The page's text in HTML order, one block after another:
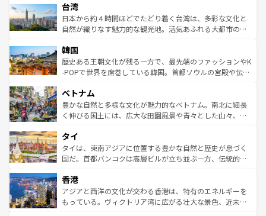
ならではの贅沢な旅のスタイルだ。 なお、新着のアメリカ
情報はコンテンツ一覧を参照してほしい。
れるおもてなしの心で訪れる人々を迎えてくれるハワイの
人々、おいしいローカルフードやハワイアンミュージッ
ク、伝統的なフラダンスなど、すべてがハワイの魅力を彩
ワイを、存分に味わってほしい。 なお、新着のハワイ情報
はコンテンツ一覧を参照してほしい。
リアリーフや大陸中央部にそびえるウルル（エアーズロッ
ク）、タスマニアの美しい原生林やケアンズの熱帯雨林な
ど、見どころがたくさん。また、カフェやワイン、オージ
いる。アクティビティも充実しており、サーフィンやダイ
ビング、ハイキングなど、アウトドア好きにはたまらな
い。オーストラリアの多彩な魅力を存分に味わいつくそ
参照してほしい。
台湾
日本から約４時間ほどでたどり着く台湾は、多彩な文化と
自然が織りなす魅力的な観光地。活気あふれる大都市の台
ン）、静ひつな山岳地帯である台湾東部など、都市の喧騒
と山間の静けさが共存しており、訪れる人に新しい発見と
驚きをもたらしてくれる。また、奥深い台湾の食文化も魅
容にもいいと評判のスイーツなど、バラエティ豊かな料理
が味わえる。 なお、新着の台湾情報は コンテンツ一覧を参
照してほしい。
韓国
歴史ある王朝文化が残る一方で、最先端のファッションやK
-POPで世界を席巻している韓国。首都ソウルの宮殿や伝統
き、地方に足を延ばせば四季折々の自然美を楽しむことが
できる。そして、キムチや焼肉、絶品のストリートフード
まで、さまざまな韓国料理が待っている。夜には、韓国な
リティに包まれながら、韓国の多彩な魅力を心ゆくまで味
わってみてほしい。 なお、新着の韓国情報はコンテンツ一
覧を参照してほしい。
ベトナム
豊かな自然と多様な文化が魅力的なベトナム。南北に細長
く伸びる国土には、広大な田園風景や青々とした山々、世
急速な発展と共に伝統が息づく。ハノイの古い町並みやホ
ーチミン市のフランス統治時代の建物も、独特の雰囲気を
醸し出している。また、バラエティの豊かさとおいしさで
とつ。フォーやバインミー、ベトナムコーヒーなどは、ぜ
ひ現地で味わいたい。どの地域を訪れてもあたたかい人々
が旅行者を迎えてくれるので、きっと忘れられない旅にな
タイ
タイは、東南アジアに位置する豊かな自然と歴史が息づく
国だ。首都バンコクは高層ビルが立ち並ぶ一方、伝統的な
の活気が交差している。北部ではチェンマイなどの山岳地
帯で自然と触れ合い、南部ではプーケットやクラビの美し
いビーチでリゾート気分を楽しむことができる。タイ料理
香港
アジアと西洋の文化が交わる香港は、特有のエネルギーを
もっている。ヴィクトリア湾に広がる壮大な景色、近未来